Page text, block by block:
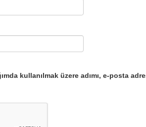
kullanılmak üzere adımı, e-posta